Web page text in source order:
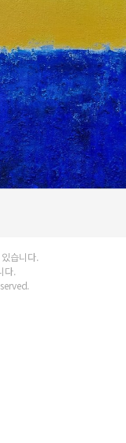
습니다.
다.